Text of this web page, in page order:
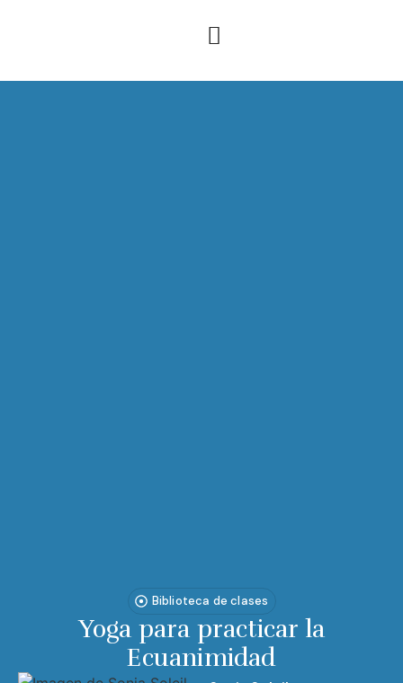
Biblioteca de clases
Yoga para practicar la
Ecuanimidad